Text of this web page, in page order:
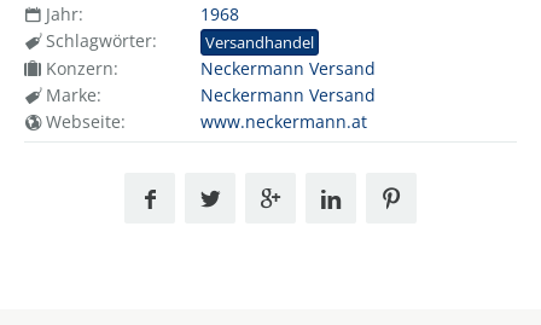
Jahr:
1968
Schlagwörter:
Versandhandel
Konzern:
Neckermann Versand
Marke:
Neckermann Versand
Webseite:
www.neckermann.at